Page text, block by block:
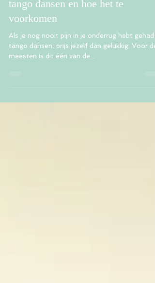
Waarom je onderrug pijn doet bij
tango dansen en hoe het te
voorkomen
Als je nog nooit pijn in je onderrug hebt gehad